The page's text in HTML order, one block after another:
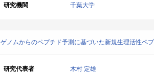
研究機関
千葉大学
ゲノムからのペプチド予測に基づいた新規生理活性ペ
研究代表者
木村 定雄